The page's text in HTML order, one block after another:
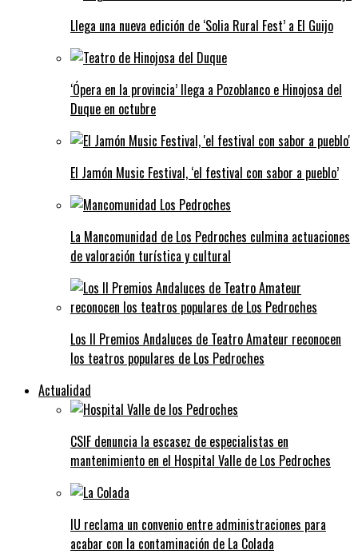
Llega una nueva edición de ‘Solia Rural Fest’ a El Guijo
‘Ópera en la provincia’ llega a Pozoblanco e Hinojosa del
Duque en octubre
El Jamón Music Festival, ‘el festival con sabor a pueblo’
La Mancomunidad de Los Pedroches culmina actuaciones
de valoración turística y cultural
Los II Premios Andaluces de Teatro Amateur reconocen
los teatros populares de Los Pedroches
Actualidad
CSIF denuncia la escasez de especialistas en
mantenimiento en el Hospital Valle de Los Pedroches
IU reclama un convenio entre administraciones para
acabar con la contaminación de La Colada